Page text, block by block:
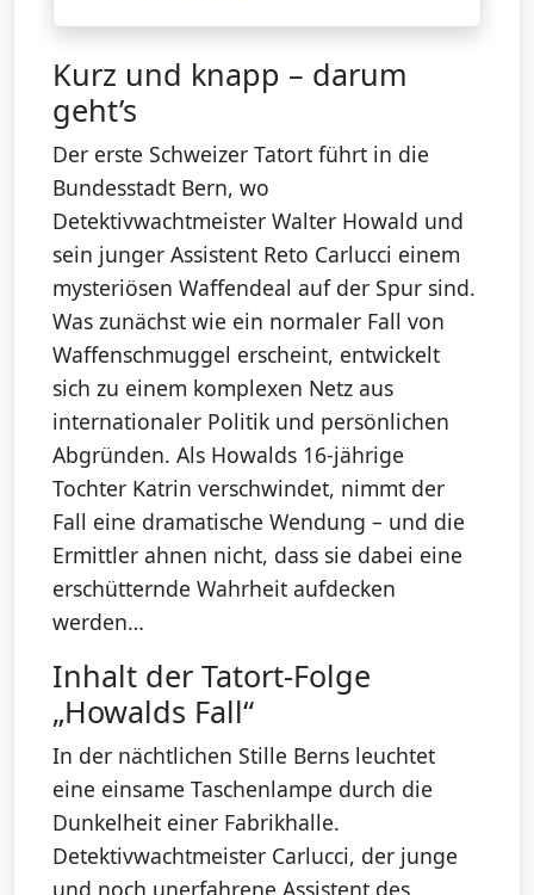
Kurz und knapp – darum
geht’s
Der erste Schweizer Tatort führt in die
Bundesstadt Bern, wo
Detektivwachtmeister Walter Howald und
sein junger Assistent Reto Carlucci einem
mysteriösen Waffendeal auf der Spur sind.
Was zunächst wie ein normaler Fall von
Waffenschmuggel erscheint, entwickelt
sich zu einem komplexen Netz aus
internationaler Politik und persönlichen
Abgründen. Als Howalds 16-jährige
Tochter Katrin verschwindet, nimmt der
Fall eine dramatische Wendung – und die
Ermittler ahnen nicht, dass sie dabei eine
erschütternde Wahrheit aufdecken
werden…
Inhalt der Tatort-Folge
„Howalds Fall“
In der nächtlichen Stille Berns leuchtet
eine einsame Taschenlampe durch die
Dunkelheit einer Fabrikhalle.
Detektivwachtmeister Carlucci, der junge